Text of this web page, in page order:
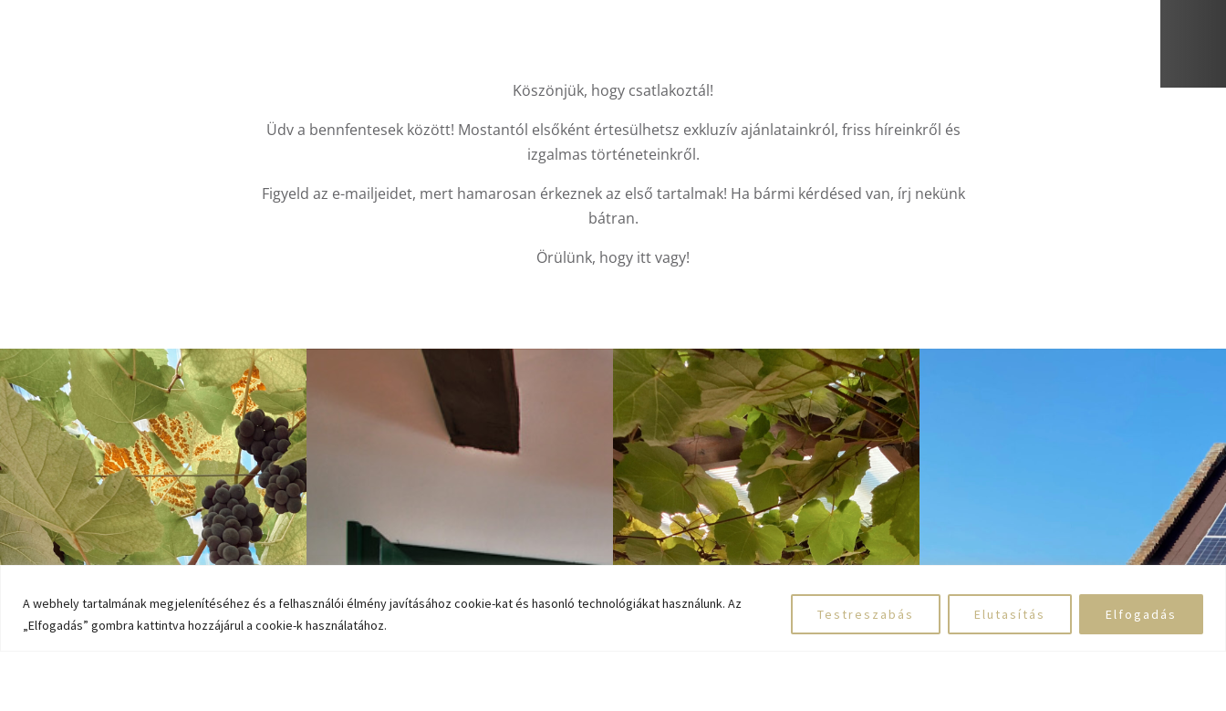
A webhely tartalmának megjelenítéséhez és a felhasználói élmény javításához cookie-kat és hasonló technológiákat használunk. Az
„Elfogadás” gombra kattintva hozzájárul a cookie-k használatához.
Testreszabás Elutasítás Elfogadás
Köszönjük, hogy csatlakoztál!
Üdv a bennfentesek között! Mostantól elsőként értesülhetsz exkluzív ajánlatainkról, friss híreinkről és
izgalmas történeteinkről.
Figyeld az e-mailjeidet, mert hamarosan érkeznek az első tartalmak! Ha bármi kérdésed van, írj nekünk
bátran.
Örülünk, hogy itt vagy!